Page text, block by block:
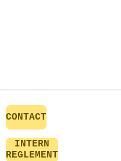
CONTACT
INTERN
REGLEMENT